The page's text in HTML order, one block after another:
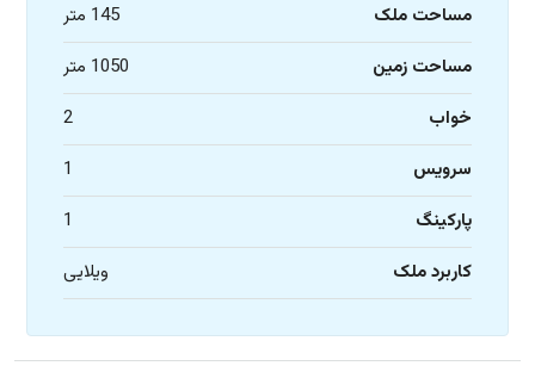
مساحت ملک
145 متر
مساحت زمین
1050 متر
خواب
2
سرویس
1
پارکینگ
1
کاربرد ملک
ویلایی